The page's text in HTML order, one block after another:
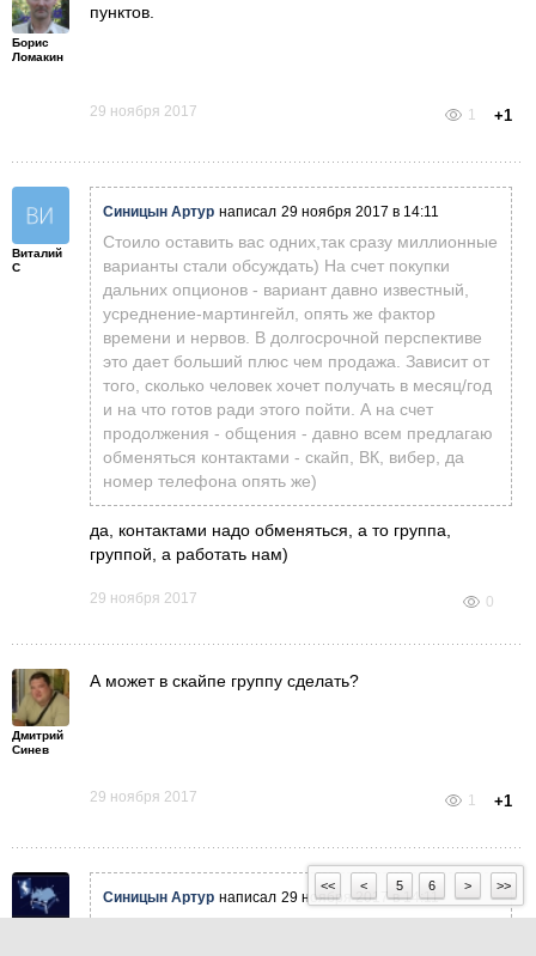
Борис
Ломакин
пунктов.
29 ноября 2017 1 +1
Виталий
С
Синицын Артур написал 29 ноября 2017 в 14:11
Стоило оставить вас одних,так сразу миллионные
варианты стали обсуждать) На счет покупки
дальних опционов - вариант давно известный,
усреднение-мартингейл, опять же фактор
времени и нервов. В долгосрочной перспективе
это дает больший плюс чем продажа. Зависит от
того, сколько человек хочет получать в месяц/год
и на что готов ради этого пойти. А на счет
продолжения - общения - давно всем предлагаю
обменяться контактами - скайп, ВК, вибер, да
номер телефона опять же)
да, контактами надо обменяться, а то группа,
группой, а работать нам)
29 ноября 2017 0
Дмитрий
Синев
А может в скайпе группу сделать?
29 ноября 2017 1 +1
Синицын Артур написал 29 ноября 2017 в 14:11
<< < 5 6 > >>